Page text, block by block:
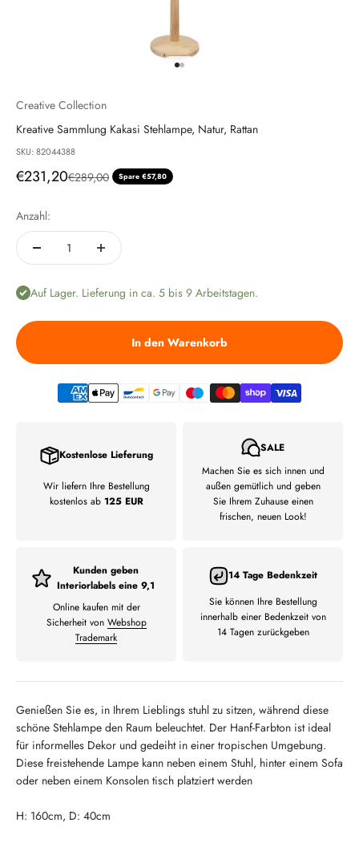
Creative Collection
Kreative Sammlung Kakasi Stehlampe, Natur, Rattan
SKU: 82044388
Angebot
€231,20Regulärer Preis
€289,00 Spare €57,80
Anzahl:
Auf Lager. Lieferung in ca. 5 bis 9 Arbeitstagen.
In den Warenkorb
Kostenlose Lieferung
Wir liefern Ihre Bestellung
kostenlos ab 125 EUR
SALE
Machen Sie es sich innen und
außen gemütlich und geben
Sie Ihrem Zuhause einen
frischen, neuen Look!
Kunden geben
Interiorlabels eine 9,1
Online kaufen mit der
Sicherheit von Webshop
Trademark
14 Tage Bedenkzeit
Sie können Ihre Bestellung
innerhalb einer Bedenkzeit von
14 Tagen zurückgeben
Genießen Sie es, in Ihrem Lieblings stuhl zu sitzen, während diese
schöne Stehlampe den Raum beleuchtet. Der Hanf-Farbton ist ideal
für informelles Dekor und gedeiht in einer tropischen Umgebung.
Diese freistehende Lampe kann neben einem Stuhl, hinter einem Sofa
oder neben einem Konsolen tisch platziert werden
H: 160cm, D: 40cm